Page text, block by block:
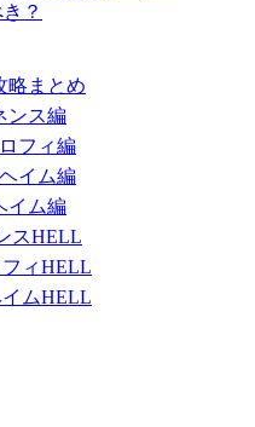
？
略まとめ
ンス編
フィ編
イム編
イム編
スHELL
ィHELL
ムHELL